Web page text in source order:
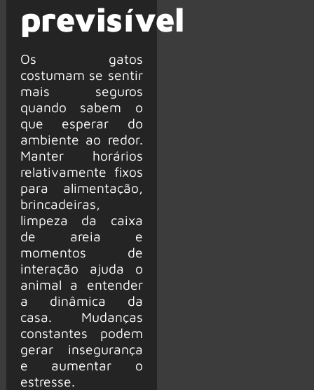
previsível
Os gatos
costumam se sentir
mais seguros
quando sabem o
que esperar do
ambiente ao redor.
Manter horários
relativamente fixos
para alimentação,
brincadeiras,
limpeza da caixa
de areia e
momentos de
interação ajuda o
animal a entender
a dinâmica da
casa. Mudanças
constantes podem
gerar insegurança
e aumentar o
estresse.